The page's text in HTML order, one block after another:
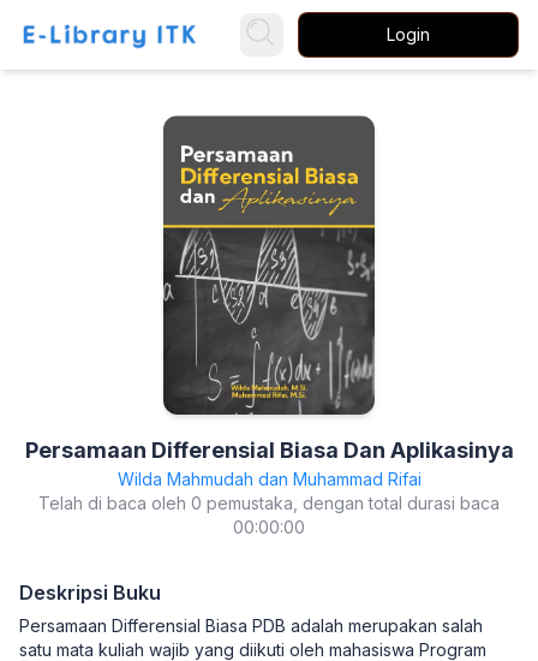
Login
Persamaan Differensial Biasa Dan Aplikasinya
Wilda Mahmudah dan Muhammad Rifai
Telah di baca oleh 0 pemustaka, dengan total durasi baca
00:00:00
Deskripsi Buku
Persamaan Differensial Biasa PDB adalah merupakan salah
satu mata kuliah wajib yang diikuti oleh mahasiswa Program